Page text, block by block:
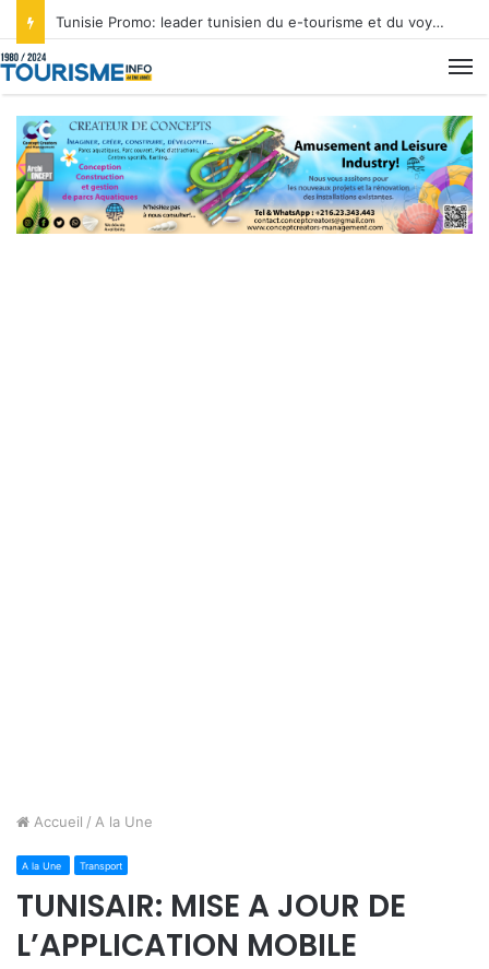
Tunisie Promo: leader tunisien du e-tourisme et du voyage sur mesure
Accueil / A la Une
A la Une Transport
TUNISAIR: MISE A JOUR DE
L’APPLICATION MOBILE